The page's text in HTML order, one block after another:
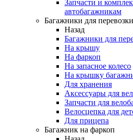
Запчасти и
автобагажникам
Багажники для
Назад
Багажники для
На крышу
На фаркоп
На запасное колесо
На крышку
Для хранения
Аксессуары для
Запчасти для
Велосцепка для
Для прицепа
Багажник на фаркоп